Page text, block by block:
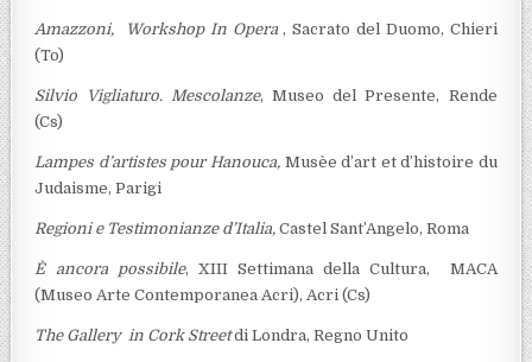
Amazzoni, Workshop In Opera, Sacrato del Duomo, Chieri
(To)
Silvio Vigliaturo. Mescolanze, Museo del Presente, Rende
(Cs)
Lampes d’artistes pour Hanouca, Musèe d’art et d’histoire du
Judaisme, Parigi
Regioni e Testimonianze d’Italia,Castel Sant’Angelo, Roma
È ancora possibile, XIII Settimana della Cultura, MACA
(Museo Arte Contemporanea Acri), Acri (Cs)
The Gallery in Cork Streetdi Londra, Regno Unito